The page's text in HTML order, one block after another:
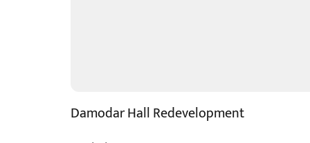
Damodar Hall Redevelopment